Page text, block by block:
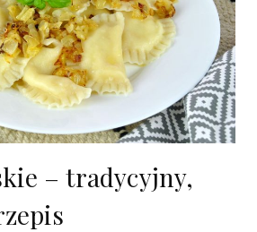
– tradycyjny,